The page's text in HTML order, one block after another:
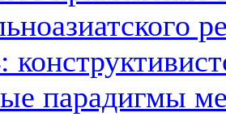
парадигмы